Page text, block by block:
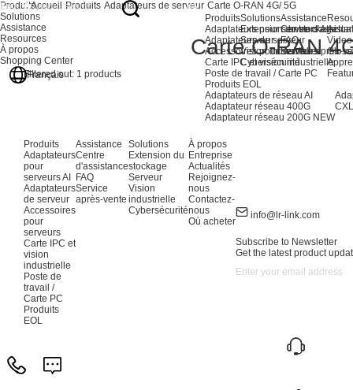
Produits
Adaptateurs pour serveurs AI
Adaptateurs de serveur
Accessoires pour serveurs
Carte IPC et vision industrielle
Poste de travail / Carte PC
Produits EOL
Adaptateurs de réseau AI
Adaptateur réseau 400G
Adaptateur réseau 200G NEW
Solutions
Extension du stockage
Serveur
Vision industrielle
Cybersécurité
Assistance
Centre
FAQ
Service après-
Video
Produits
Solutions
Assistance
Resources
À propos
Shopping Center
Français
Accueil Produits Adaptateurs de serveur Carte O-RAN 4G/ 5G
Carte O-RAN
Filtered out: 1 products
Produits
Adaptateurs
pour
serveurs AI
Adaptateurs
de serveur
Accessoires
pour
serveurs
Carte IPC et
vision
industrielle
Poste de
travail /
Carte PC
Produits
EOL
Assistance
Centre
d'assistance
FAQ
Service
après-vente
Solutions
Extension du
stockage
Serveur
Vision
industrielle
Cybersécurité
À propos
Entreprise
Actualités
Rejoignez-
nous
Contactez-
nous
Où acheter
info@lr-link.com
Subscribe to Newsletter
Get the latest product